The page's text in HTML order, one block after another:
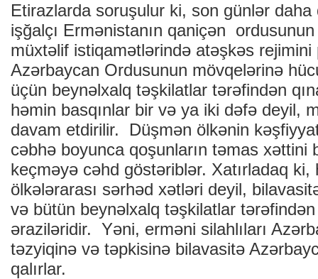
Etirazlarda soruşulur ki, son günlər daha
işğalçı Ermənistanın qaniçən
müxtəlif istiqamətlərində atəşkəs rejimini
Azərbaycan Ordusunun mövqelərinə
üçün beynəlxalq təşkilatlar tərəfindən
həmin basqınlar bir və ya iki dəfə deyil,
davam etdirilir. Düşmən ölkənin
cəbhə boyunca qoşunların təmas xəttini
keçməyə cəhd göstəriblər. Xatırladaq ki,
ölkələrarası sərhəd xətləri deyil,
və bütün beynəlxalq təşkilatlar tərəfindən
əraziləridir. Yəni, erməni silahlıları
təzyiqinə və təpkisinə bilavasitə
qalırlar.